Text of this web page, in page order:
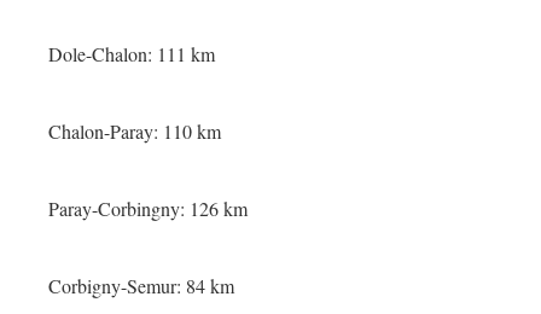
Dole-Chalon: 111 km
Chalon-Paray: 110 km
Paray-Corbingny: 126 km
Corbigny-Semur: 84 km